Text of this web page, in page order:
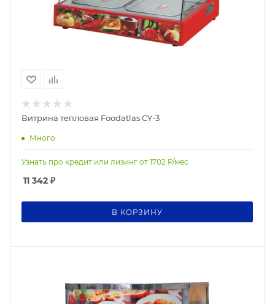
Витрина тепловая Foodatlas CY-3
Много
Узнать про кредит или лизинг от 1702 Р/мес
11 342 ₽
В КОРЗИНУ